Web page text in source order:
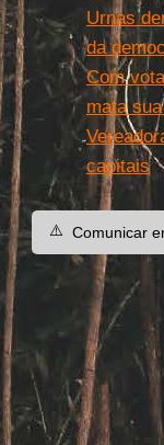
Urnas
da
Com
mata
capitais
⚠️ Comunicar